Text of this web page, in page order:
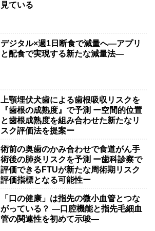
見ている
デジタル×週1日断食で減量へ―アプリ
と配食で実現する新たな減量法―
上顎埋伏犬歯による歯根吸収リスクを
『歯根の成熟度』で予測 ー空間的位置
と歯根成熟度を組み合わせた新たなリ
スク評価法を提案ー
術前の奥歯のかみ合わせで食道がん手
術後の肺炎リスクを予測 ー歯科診察で
評価できるFTUが新たな周術期リスク
評価指標となる可能性ー
「口の健康」は指先の微小血管とつな
がっている？ ―口腔機能と指先毛細血
管の関連性を初めて示唆―